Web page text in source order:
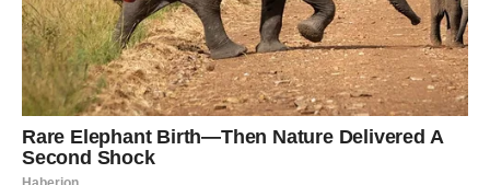
prava ljubav može potpuno promijeniti vaš život.